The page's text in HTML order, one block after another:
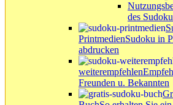
des
PrintmedienSudoku in
abdrucken
weiterempfehlen
Freunden u. Bekannten